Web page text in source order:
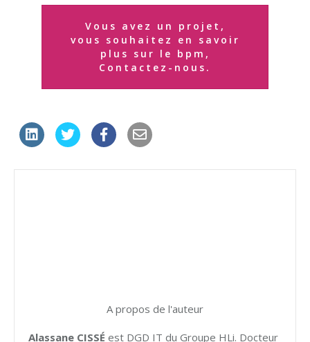
Vous avez un projet,
vous souhaitez en savoir
plus sur le bpm,
Contactez-nous.
A propos de l'auteur
Alassane CISSÉ est DGD IT du Groupe HLi. Docteur